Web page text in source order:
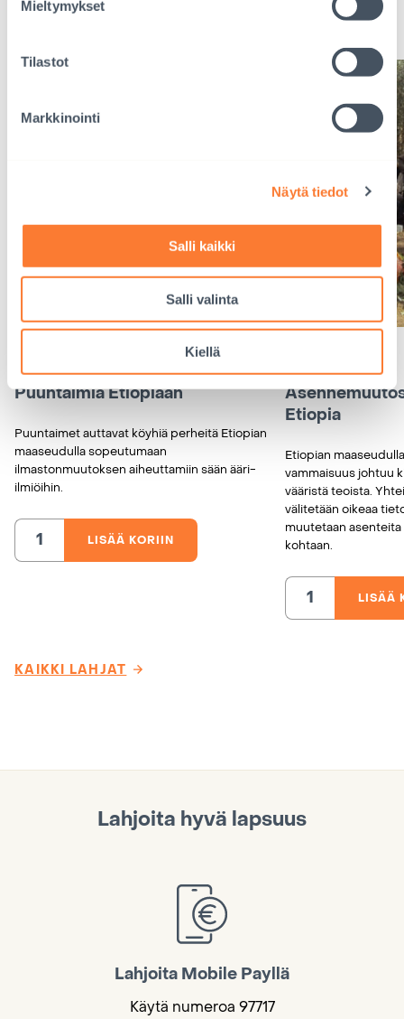
Mieltymykset
Tilastot
Markkinointi
Näytä tiedot
Salli kaikki
Salli valinta
Kiellä
Seuraava
Puuntaimia Etiopiaan
Puuntaimet auttavat köyhiä perheitä Etiopian
maaseudulla sopeutumaan
ilmastonmuutoksen aiheuttamiin sään ääri-
ilmiöihin.
PuuntaimiaLISÄÄ KORIIN
Etiopia
Etiopian
vammaisuus johtuu
vääristä teoista.
välitetään oikeaa
muutetaan asenteita
kohtaan.
Asennemuutos
LISÄÄ
KAIKKI LAHJAT
Lahjoita hyvä lapsuus
Lahjoita Mobile Payllä
Käytä numeroa 97717